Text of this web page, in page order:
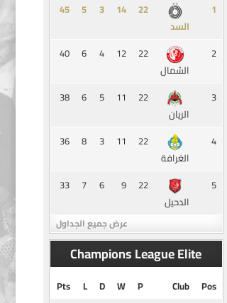
1
السد
‏22
14
3
5
45
2
الشمال
22
12
4
6
40
3
الريان
22
11
5
6
38
4
الغرافة
22
11
3
8
36
5
الدحيل
22
9
6
7
33
عرض جميع الجداول
Champions League Elite
Pos
Club
P
W
D
L
Pts